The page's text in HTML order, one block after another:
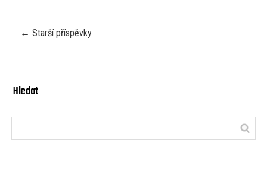
← Starší příspěvky
Hledat